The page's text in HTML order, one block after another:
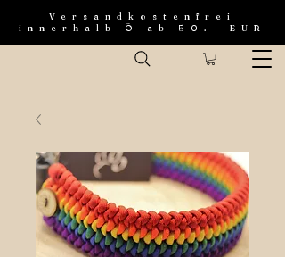
Versandkostenfrei
innerhalb Ö ab 50.- EUR